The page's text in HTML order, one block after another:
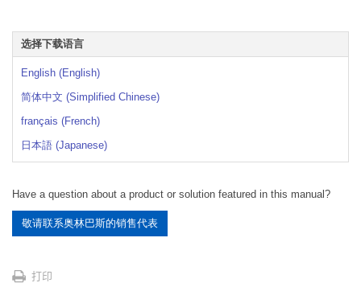
选择下载语言
English (English)
简体中文 (Simplified Chinese)
français (French)
日本語 (Japanese)
Have a question about a product or solution featured in this manual?
敬请联系奥林巴斯的销售代表
打印